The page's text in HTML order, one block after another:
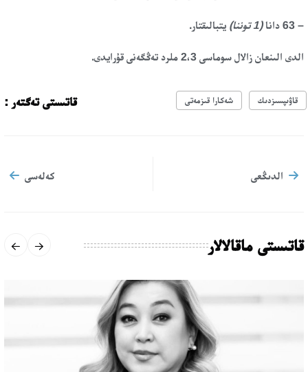
– 63 دانا (1 توننا) يتبالىقتار.
الدى الىنعان زالال سوماسى 2،3 ملرد تەڭگەنى قۇرايدى.
قاتىستى تەگتەر : قاۋىپسىزدىك شەكارا قىزمەتى
الدىڭعى كەلەسى
قاتىستى ماقالالار